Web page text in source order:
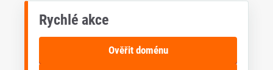
Rychlé akce
Ověřit doménu